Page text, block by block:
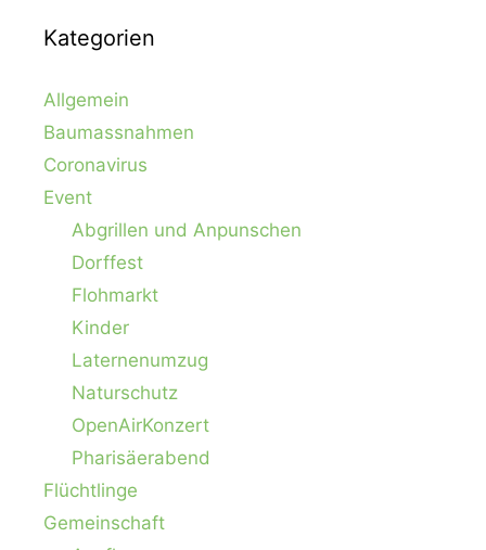
Kategorien
Allgemein
Baumassnahmen
Coronavirus
Event
Abgrillen und Anpunschen
Dorffest
Flohmarkt
Kinder
Laternenumzug
Naturschutz
OpenAirKonzert
Pharisäerabend
Flüchtlinge
Gemeinschaft